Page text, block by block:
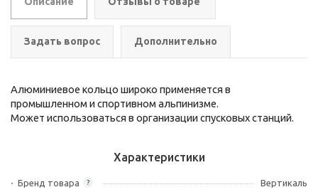
Задать вопрос Дополнительно
Алюминиевое кольцо широко применяется в
промышленном и спортивном альпинизме.
Может использоваться в организации спусковых станций.
Характеристики
?
Бренд товара Вертикаль